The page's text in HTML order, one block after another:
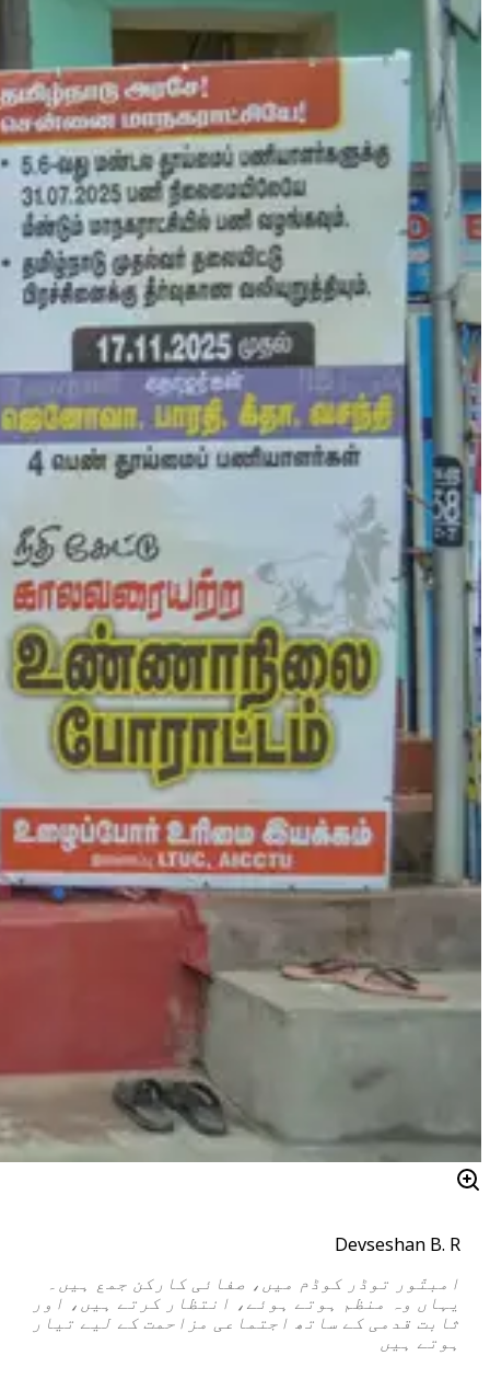
Devseshan B. R
امبتّور توڈر کوڈم میں، صفائی کارکن جمع ہیں۔
یہاں وہ منظم ہوتے ہوئے، انتظار کرتے ہیں، اور
ثابت قدمی کے ساتھ اجتماعی مزاحمت کے لیے تیار
ہوتے ہیں